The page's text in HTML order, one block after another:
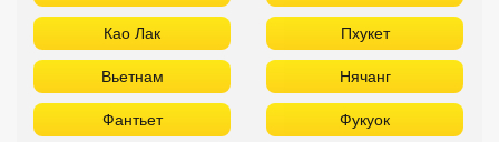
Као Лак Пхукет
Вьетнам Нячанг
Фантьет Фукуок